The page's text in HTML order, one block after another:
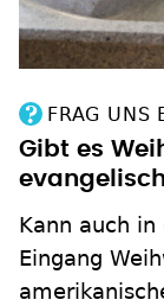
FRAG UNS
Gibt es
Kann auch
Eingang